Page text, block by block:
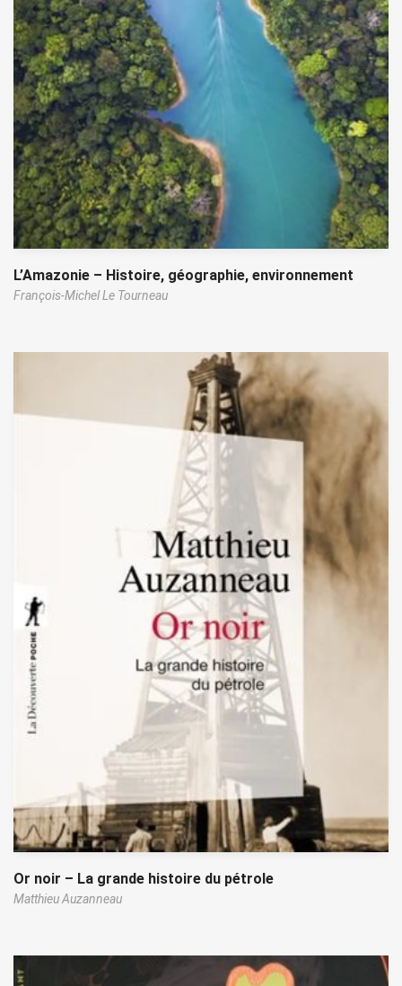
L’Amazonie – Histoire, géographie, environnement
François-Michel Le Tourneau
Or noir – La grande histoire du pétrole
Matthieu Auzanneau